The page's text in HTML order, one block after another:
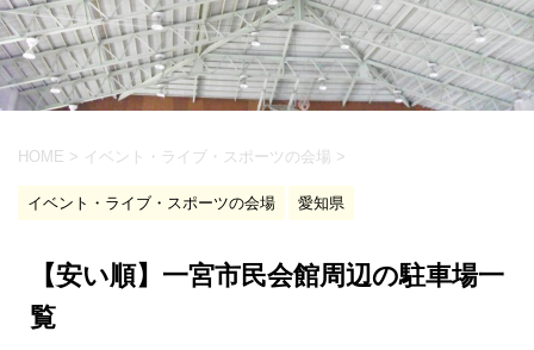
HOME > イベント・ライブ・スポーツの会場 >
イベント・ライブ・スポーツの会場 愛知県
【安い順】一宮市民会館周辺の駐車場一
覧